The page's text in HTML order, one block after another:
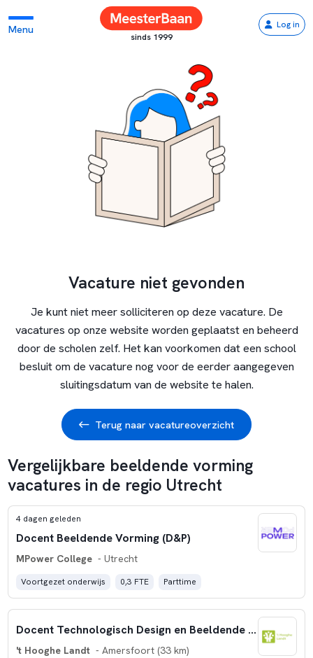
Menu
sinds 1999
Log in
Vacature niet gevonden
Je kunt niet meer solliciteren op deze vacature. De
vacatures op onze website worden geplaatst en beheerd
door de scholen zelf. Het kan voorkomen dat een school
besluit om de vacature nog voor de eerder aangegeven
sluitingsdatum van de website te halen.
Terug naar vacatureoverzicht
Vergelijkbare beeldende vorming
vacatures in de regio Utrecht
4 dagen geleden
Docent Beeldende Vorming (D&P)
MPower College - Utrecht
Voortgezet onderwijs 0,3 FTE Parttime
Docent Technologisch Design en Beeldende Vorming (0,5 - 0,6 fte)
't Hooghe Landt - Amersfoort (33 km)